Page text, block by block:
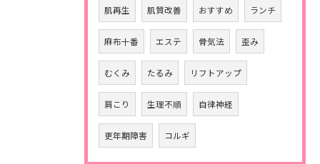
肌再生 肌質改善 おすすめ ランチ
麻布十番 エステ 骨気法 歪み
むくみ たるみ リフトアップ
肩こり 生理不順 自律神経
更年期障害 コルギ